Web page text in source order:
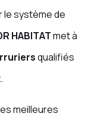
système de
HABITATmet à
qualifiés
meilleures